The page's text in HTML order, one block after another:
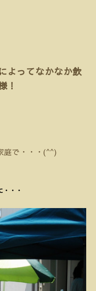
よってなかなか飲
！
庭で・・・(^^)
・・